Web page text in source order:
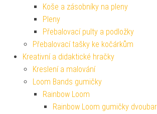
Koše a zásobníky na pleny
Pleny
Přebalovací pulty a podložky
Přebalovací tašky ke kočárkům
Kreativní a didaktické hračky
Kreslení a malování
Loom Bands gumičky
Rainbow Loom
Rainbow Loom gumičky